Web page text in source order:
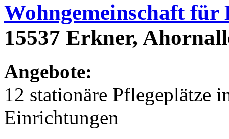
Wohngemeinschaft für
15537 Erkner,
Angebote:
12 stationäre Pflegeplätze
Einrichtungen